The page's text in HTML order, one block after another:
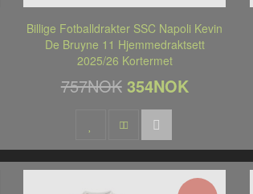
Billige Fotballdrakter SSC Napoli Kevin
De Bruyne 11 Hjemmedraktsett
2025/26 Kortermet
757NOK 354NOK